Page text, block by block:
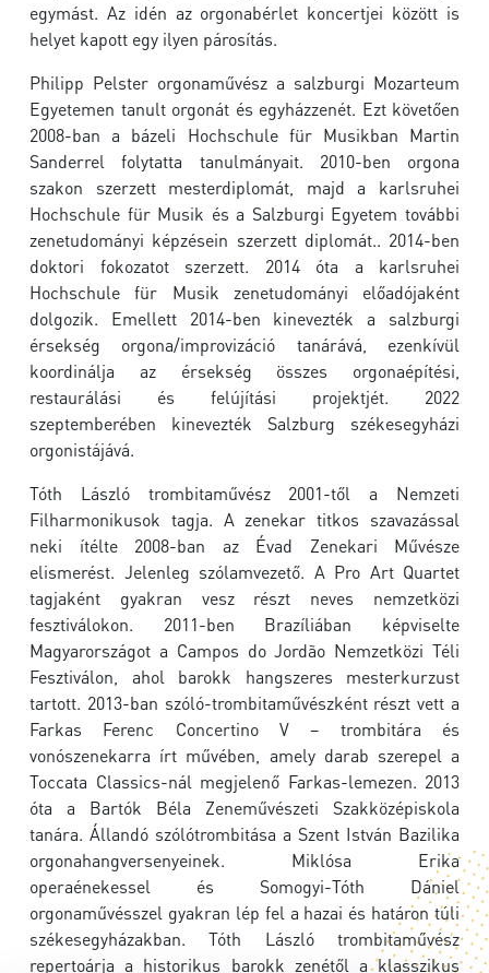
egymást. Az idén az orgonabérlet koncertjei között is
helyet kapott egy ilyen párosítás.
Philipp Pelster orgonaművész a salzburgi Mozarteum
Egyetemen tanult orgonát és egyházzenét. Ezt követően
2008-ban a bázeli Hochschule für Musikban Martin
Sanderrel folytatta tanulmányait. 2010-ben orgona
szakon szerzett mesterdiplomát, majd a karlsruhei
Hochschule für Musik és a Salzburgi Egyetem további
zenetudományi képzésein szerzett diplomát.. 2014-ben
doktori fokozatot szerzett. 2014 óta a karlsruhei
Hochschule für Musik zenetudományi előadójaként
dolgozik. Emellett 2014-ben kinevezték a salzburgi
érsekség orgona/improvizáció tanárává, ezenkívül
koordinálja az érsekség összes orgonaépítési,
restaurálási és felújítási projektjét. 2022
szeptemberében kinevezték Salzburg székesegyházi
orgonistájává.
Tóth László trombitaművész 2001-től a Nemzeti
Filharmonikusok tagja. A zenekar titkos szavazással
neki ítélte 2008-ban az Évad Zenekari Művésze
elismerést. Jelenleg szólamvezető. A Pro Art Quartet
tagjaként gyakran vesz részt neves nemzetközi
fesztiválokon. 2011-ben Brazíliában képviselte
Magyarországot a Campos do Jordão Nemzetközi Téli
Fesztiválon, ahol barokk hangszeres mesterkurzust
tartott. 2013-ban szóló-trombitaművészként részt vett a
Farkas Ferenc Concertino V – trombitára és
vonószenekarra írt művében, amely darab szerepel a
Toccata Classics-nál megjelenő Farkas-lemezen. 2013
óta a Bartók Béla Zeneművészeti Szakközépiskola
tanára. Állandó szólótrombitása a Szent István Bazilika
orgonahangversenyeinek. Miklósa Erika
operaénekessel és Somogyi-Tóth Dániel
orgonaművésszel gyakran lép fel a hazai és határon túli
székesegyházakban. Tóth László trombitaművész
repertoárja a historikus barokk zenétől a klasszikus